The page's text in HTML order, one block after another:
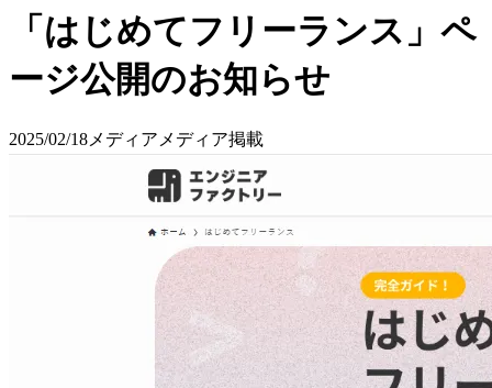
「はじめてフリーランス」ペ
ージ公開のお知らせ
2025/02/18 メディア メディア掲載